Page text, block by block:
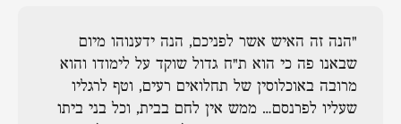
"הנה זה האיש אשר לפניכם, הנה ידענוהו מיום
שבאנו פה כי הוא ת"ח גדול שוקד על לימודו והוא
מרובה באוכלוסין של תחלואים רעים, וטף לרגליו
שעליו לפרנסם… ממש אין לחם בבית, וכל בני ביתו